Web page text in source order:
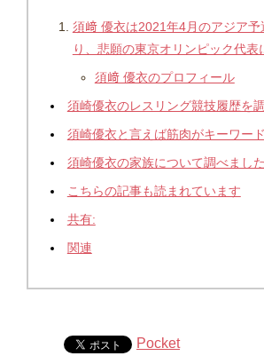
須﨑 優衣は2021年4月のアジア予
り、悲願の東京オリンピック代表
須﨑 優衣のプロフィール
須崎優衣のレスリング競技履歴を
須崎優衣と言えば筋肉がキーワード
須崎優衣の家族について調べました
こちらの記事も読まれています
共有:
関連
Pocket